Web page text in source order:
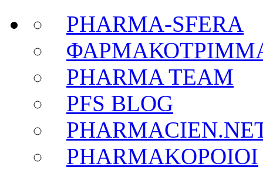
PHARMA-SFERA
PHARMA TEAM
PFS BLOG
PHARMAKOPOIOI